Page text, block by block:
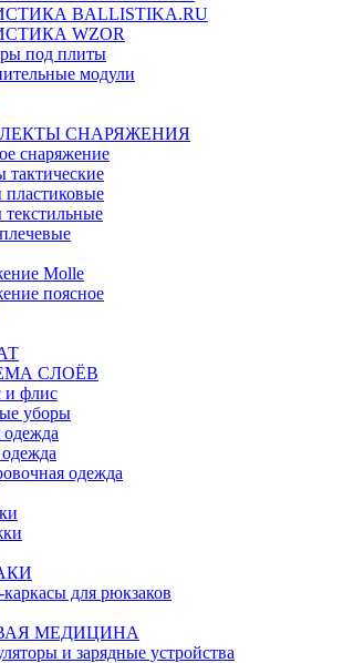
BALLISTIKA.RU
WZOR
под плиты
модули
СНАРЯЖЕНИЯ
снаряжение
Molle
поясное
СЛОЁВ
и флис
уборы
одежда
для рюкзаков
МЕДИЦИНА
и зарядные устройства